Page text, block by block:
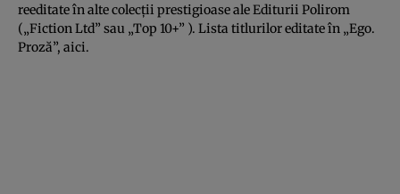
reeditate în alte colecţii prestigioase ale Editurii Polirom
(„Fiction Ltd” sau „Top 10+” ). Lista titlurilor editate în „Ego.
Proză”, aici.